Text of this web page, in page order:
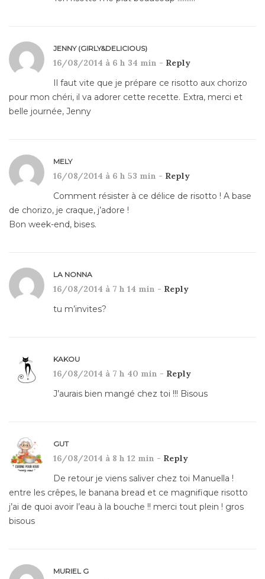
JENNY (GIRLY&DELICIOUS)
16/08/2014 à 6 h 34 min - Reply
Il faut vite que je prépare ce risotto aux chorizo
pour mon chéri, il va adorer cette recette. Extra, merci et
belle journée, Jenny
MELY
16/08/2014 à 6 h 53 min - Reply
Comment résister à ce délice de risotto ! A base
de chorizo, je craque, j’adore !
Bon week-end, bises.
LA NONNA
16/08/2014 à 7 h 14 min - Reply
tu m’invites?
KAKOU
16/08/2014 à 7 h 40 min - Reply
J’aurais bien mangé chez toi !!! Bisous
GUT
16/08/2014 à 8 h 12 min - Reply
De retour je viens saliver chez toi Manuella !
entre les crêpes, le banana bread et ce magnifique risotto
j’ai de quoi avoir l’eau à la bouche !! merci tout plein ! gros
bisous
MURIEL G